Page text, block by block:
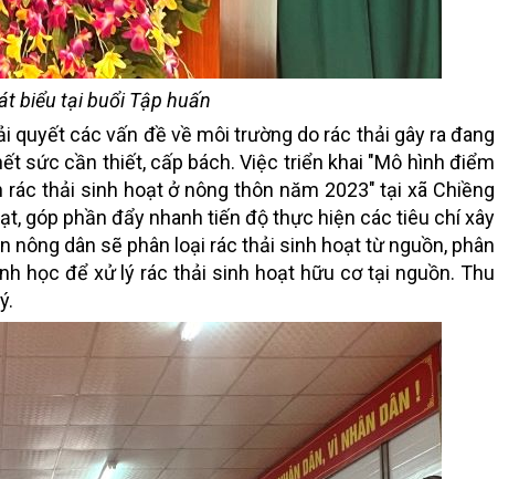
biểu tại buổi Tập huấn
quyết các vấn đề về môi trường do rác thải gây ra đang
sức cần thiết, cấp bách. Việc triển khai "Mô hình điểm
thải sinh hoạt ở nông thôn năm 2023" tại xã Chiềng
góp phần đẩy nhanh tiến độ thực hiện các tiêu chí xây
nông dân sẽ phân loại rác thải sinh hoạt từ nguồn, phân
học để xử lý rác thải sinh hoạt hữu cơ tại nguồn. Thu